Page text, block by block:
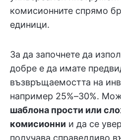
комисионните спрямо
единици.
За да започнете да
добре е да имате
възвръщаемостта на
например 25%–30%.
шаблона прости или
комисионни и да се
получава справедливо